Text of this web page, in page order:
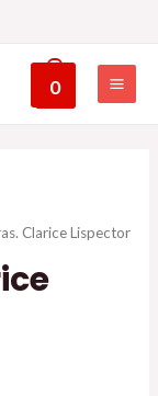
0
Clarice Lispector